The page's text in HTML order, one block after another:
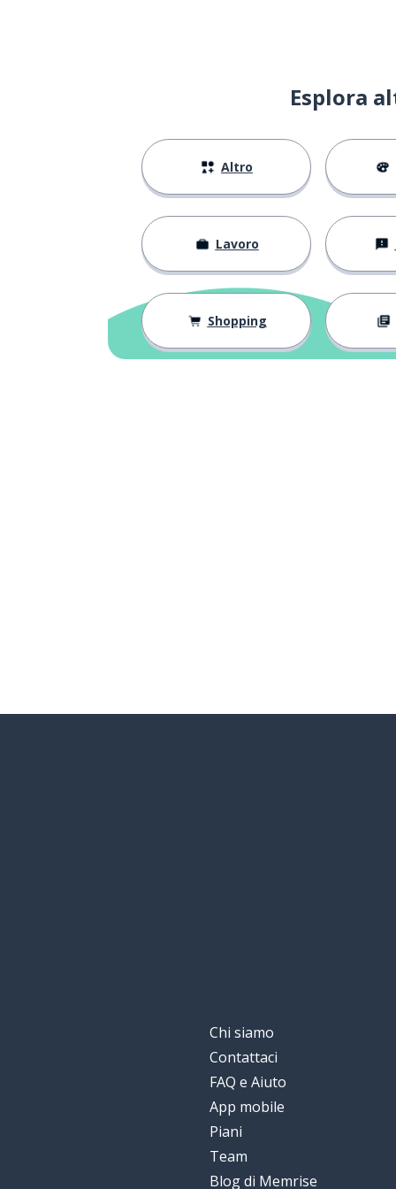
un bar; una
tenere
verde
whole intero
Esplora
Altro
Lavoro
Shopping
Chi siamo
Contattaci
FAQ e Aiuto
App mobile
Piani
Team
Blog di Memrise